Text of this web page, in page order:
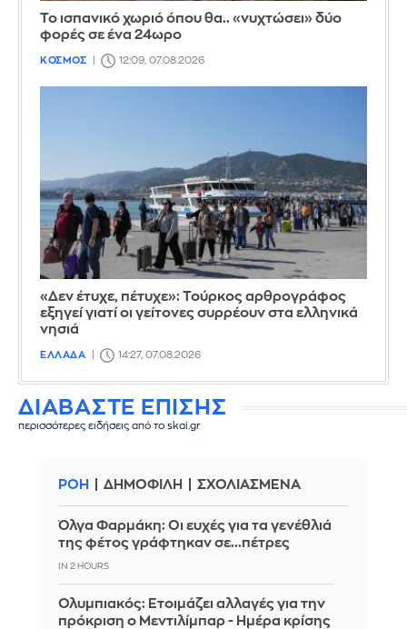
Το ισπανικό χωριό όπου θα.. «νυχτώσει» δύο
φορές σε ένα 24ωρο
ΚΟΣΜΟΣ 12:09, 07.08.2026
«Δεν έτυχε, πέτυχε»: Τούρκος αρθρογράφος
εξηγεί γιατί οι γείτονες συρρέουν στα ελληνικά
νησιά
ΕΛΛΑΔΑ 14:27, 07.08.2026
ΔΙΑΒΑΣΤΕ ΕΠΙΣΗΣ
περισσότερες ειδήσεις από το skai.gr
ΡΟΗ ΔΗΜΟΦΙΛΗ ΣΧΟΛΙΑΣΜΕΝΑ
Όλγα Φαρμάκη: Οι ευχές για τα γενέθλιά
της φέτος γράφτηκαν σε...πέτρες
IN 2 HOURS
Ολυμπιακός: Ετοιμάζει αλλαγές για την
πρόκριση ο Μεντιλίμπαρ - Ημέρα κρίσης